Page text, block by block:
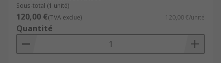
Sous-total (1 unité)
120,00 €(TVA exclue) 120,00 €/unité
Quantité